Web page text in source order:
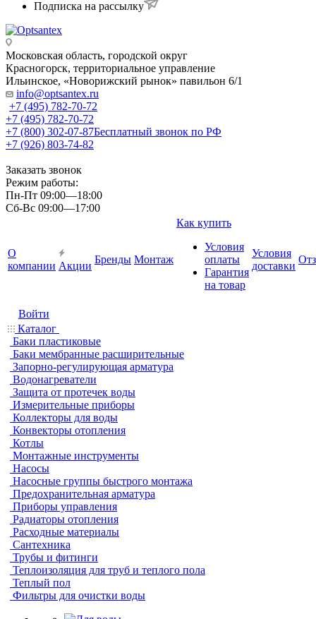
Подписка на рассылку
Московская область, городской округ
Красногорск, территориальное управление
Ильинское, «Новорижский рынок» павильон 6/1
info@optsantex.ru
+7 (495) 782-70-72
+7 (495) 782-70-72
+7 (800) 302-07-87Бесплатный звонок по РФ
+7 (926) 803-74-82
Заказать звонок
Режим работы:
Пн-Пт 09:00—18:00
Сб-Вс 09:00—17:00
О
компании Акции
Бренды Монтаж
Как купить
Условия
оплаты
Гарантия
на товар
Условия
доставки
Войти
Каталог
Баки пластиковые
Баки мембранные расширительные
Запорно-регулирующая арматура
Водонагреватели
Защита от протечек воды
Измерительные приборы
Коллекторы для воды
Конвекторы отопления
Котлы
Монтажные инструменты
Насосы
Насосные группы быстрого монтажа
Предохранительная арматура
Приборы управления
Радиаторы отопления
Расходные материалы
Сантехника
Трубы и фитинги
Теплоизоляция для труб и теплого пола
Теплый пол
Фильтры для очистки воды